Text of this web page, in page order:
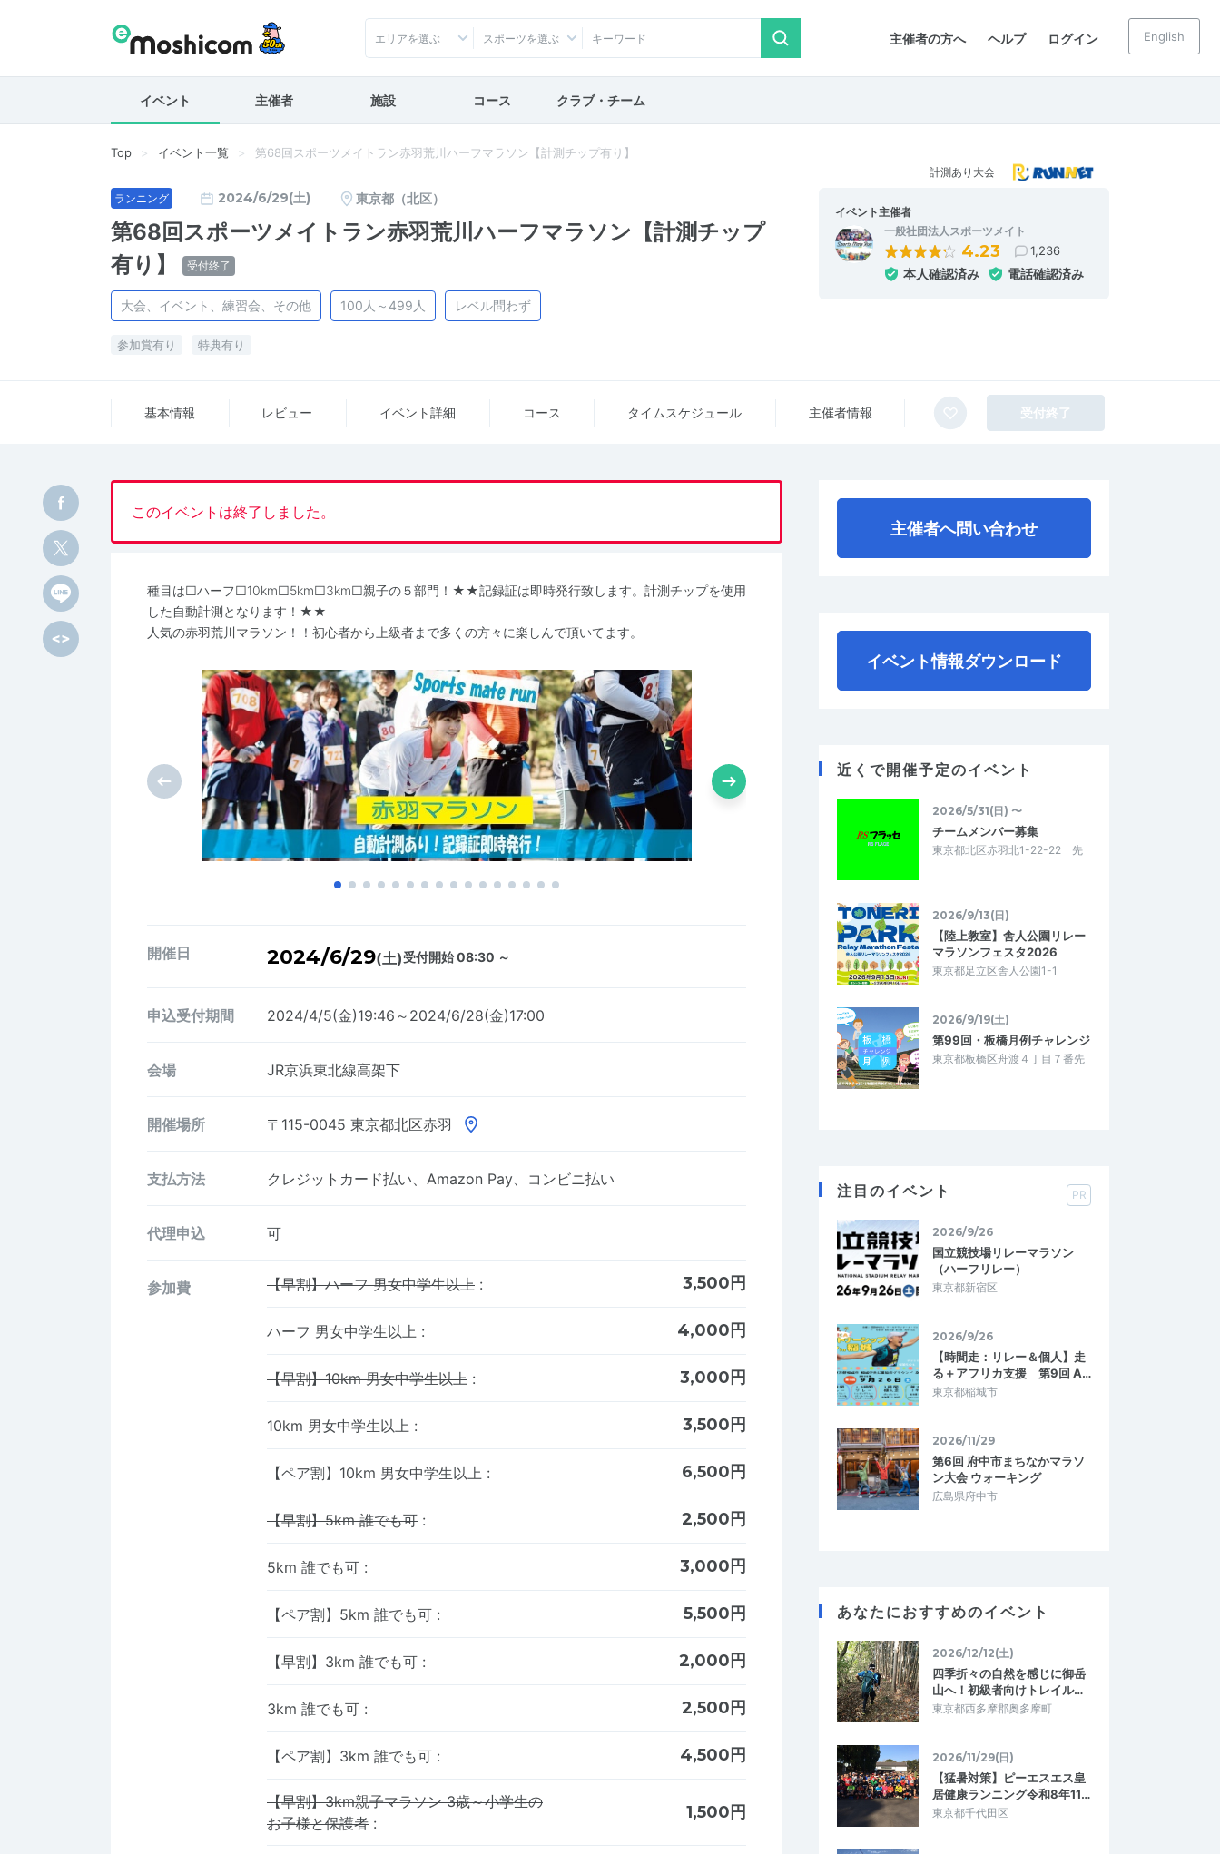
主催者の方へ ヘルプ ログイン
エリアを選ぶ スポーツを選ぶ English
イベント 主催者 施設 コース クラブ・チーム
Top イベント一覧 第68回スポーツメイトラン赤羽荒川ハーフマラソン【計測チップ有り】
ランニング
計測あり大会
2024/6/29(土) 東京都（北区）
第68回スポーツメイトラン赤羽荒川ハーフマラソン【計測チップ
有り】
受付終了
大会、イベント、練習会、その他 100人～499人 レベル問わず
参加賞有り 特典有り
イベント主催者
一般社団法人スポーツメイト
4.23 1,236
本人確認済み 電話確認済み
基本情報 レビュー イベント詳細 コース タイム スケジュール 主催者情報 受付終了
このイベントは終了しました。
種目は□ハーフ□10km□5km□3km□親子の５部門！★★記録証は即時発行致します。計測チップを使用
した自動計測となります！★★
人気の赤羽荒川マラソン！！初心者から上級者まで多くの方々に楽しんで頂いてます。
開催日 2024/6/29(土)受付開始 08:30 ～
申込受付期間 2024/4/5(金)19:46～2024/6/28(金)17:00
会場 JR京浜東北線高架下
開催場所 〒115-0045 東京都北区赤羽
支払方法 クレジットカード払い、Amazon Pay、コンビニ払い
代理申込 可
参加費 【早割】ハーフ 男女中学生以上 : 3,500円
ハーフ 男女中学生以上 : 4,000円
【早割】10km 男女中学生以上 : 3,000円
10km 男女中学生以上 : 3,500円
【ペア割】10km 男女中学生以上 : 6,500円
【早割】5km 誰でも可 : 2,500円
5km 誰でも可 : 3,000円
【ペア割】5km 誰でも可 : 5,500円
【早割】3km 誰でも可 : 2,000円
3km 誰でも可 : 2,500円
【ペア割】3km 誰でも可 : 4,500円
【早割】3km親子マラソン 3歳～小学生の
お子様と保護者 :
1,500円
主催者へ問い合わせ
イベント情報ダウンロード
近くで開催予定のイベント
2026/5/31(日) 〜
チームメンバー募集
東京都北区赤羽北1-22-22 先
2026/9/13(日)
【陸上教室】舎人公園リレー
マラソンフェスタ2026
東京都足立区舎人公園1-1
2026/9/19(土)
第99回・板橋月例チャレンジ
東京都板橋区舟渡４丁目７番先
注目のイベント PR
2026/9/26
国立競技場リレーマラソン
（ハーフリレー）
東京都新宿区
2026/9/26
【時間走：リレー＆個人】走
る＋アフリカ支援 第9回 A…
東京都稲城市
2026/11/29
第6回 府中市まちなかマラソ
ン大会 ウォーキング
広島県府中市
あなたにおすすめのイベント
2026/12/12(土)
四季折々の自然を感じに御岳
山へ！初級者向けトレイル…
東京都西多摩郡奥多摩町
2026/11/29(日)
【猛暑対策】ピーエスエス皇
居健康ランニング令和8年11…
東京都千代田区